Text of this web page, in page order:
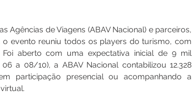
Agências de Viagens (ABAV Nacional) e parceiros,
o evento reuniu todos os players do turismo, com
aberto com uma expectativa inicial de 9 mil
a 08/10), a ABAV Nacional contabilizou 12.328
participação presencial ou acompanhando a